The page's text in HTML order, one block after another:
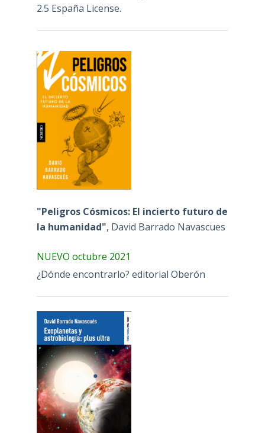
2.5 España License.
"Peligros Cósmicos: El incierto futuro de
la humanidad", David Barrado Navascues
NUEVO octubre 2021
¿Dónde encontrarlo? editorial Oberón